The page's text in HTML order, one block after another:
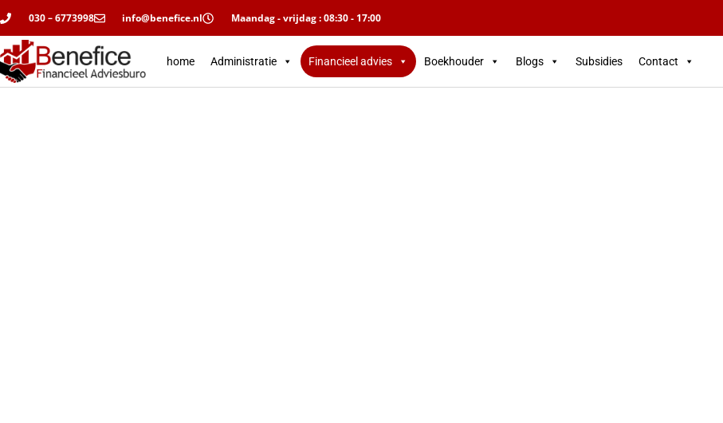
030 – 6773998 info@benefice.nl Maandag - vrijdag : 08:30 - 17:00
home Administratie Financieel advies Boekhouder Blogs Subsidies Contact